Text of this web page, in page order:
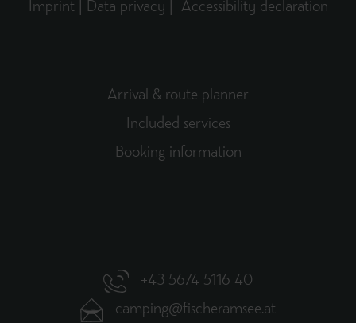
Imprint Data privacy Accessibility declaration
Arrival & route planner
Included services
Booking information
+43 5674 5116 40
camping@fischeramsee.at